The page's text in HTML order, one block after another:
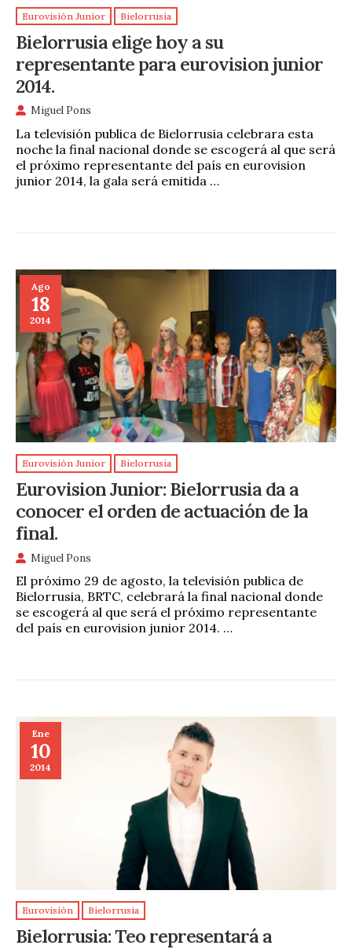
Eurovisión Junior Bielorrusia
Bielorrusia elige hoy a su
representante para eurovision junior
2014.
Miguel Pons
La televisión publica de Bielorrusia celebrara esta
noche la final nacional donde se escogerá al que será
el próximo representante del país en eurovision
junior 2014, la gala será emitida …
Ago
18
2014
Eurovisión Junior Bielorrusia
Eurovision Junior: Bielorrusia da a
conocer el orden de actuación de la
final.
Miguel Pons
El próximo 29 de agosto, la televisión publica de
Bielorrusia, BRTC, celebrará la final nacional donde
se escogerá al que será el próximo representante
del país en eurovision junior 2014. …
Ene
10
2014
Eurovisión Bielorrusia
Bielorrusia: Teo representará a